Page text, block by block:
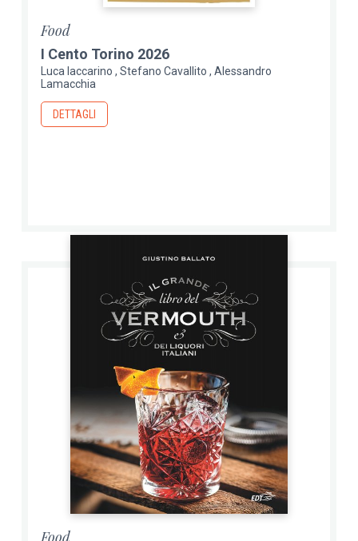
Food
I Cento Torino 2026
Luca Iaccarino Stefano Cavallito
Alessandro
Lamacchia
DETTAGLI
Food